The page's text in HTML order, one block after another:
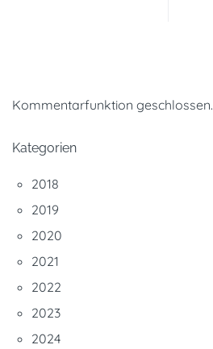
Kommentarfunktion geschlossen.
Kategorien
2018
2019
2020
2021
2022
2023
2024